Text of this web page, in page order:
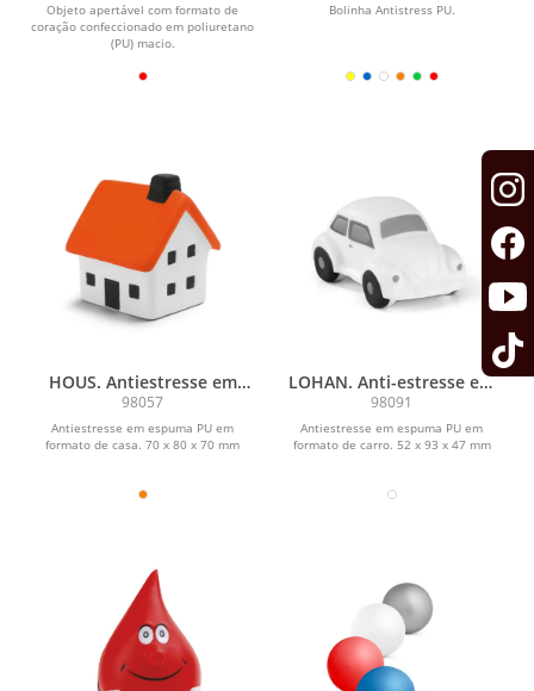
Objeto apertável com formato de
coração confeccionado em poliuretano
(PU) macio.
Bolinha Antistress PU.
HOUS. Antiestresse em
espuma PU
98057
Antiestresse em espuma PU em
formato de casa. 70 x 80 x 70 mm
LOHAN. Anti-estresse em
espuma PU
98091
Antiestresse em espuma PU em
formato de carro. 52 x 93 x 47 mm